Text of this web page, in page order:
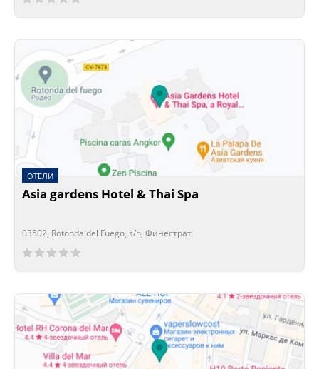
ОТЕЛИ
Asia gardens Hotel & Thai Spa
03502, Rotonda del Fuego, s/n, Финестрат
Сейчас открыто!
Сейчас закрыто!